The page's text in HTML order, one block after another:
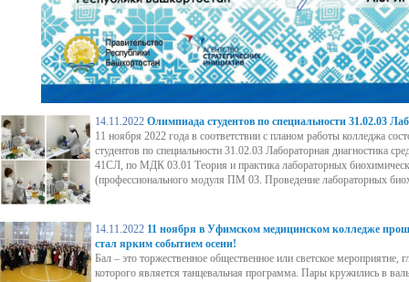
14.11.2022 Олимпиада студентов по специальности 31.02.03
11 ноября 2022 года в соответствии с планом работы колледжа
студентов по специальности 31.02.03 Лабораторная диагностика
41СЛ, по МДК 03.01 Теория и практика лабораторных
(профессионального модуля ПМ 03. Проведение лабораторных
14.11.2022 11 ноября в Уфимском медицинском колледже
стал ярким событием осени!
Бал – это торжественное общественное или светское мероприятие,
которого является танцевальная программа. Пары кружились в